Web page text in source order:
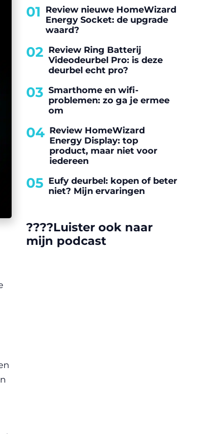
01 Review nieuwe HomeWizard
Energy Socket: de upgrade
waard?
02 Review Ring Batterij
Videodeurbel Pro: is deze
deurbel echt pro?
03 Smarthome en wifi-
problemen: zo ga je ermee
om
04 Review HomeWizard
Energy Display: top
product, maar niet voor
iedereen
05 Eufy deurbel: kopen of beter
niet? Mijn ervaringen
????️Luister ook naar
mijn podcast